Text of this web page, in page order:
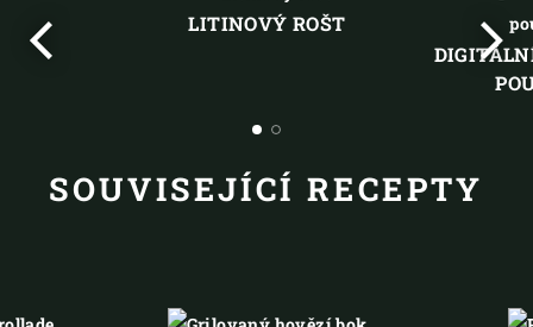
LITINOVÝ ROŠT
Další
SOUVISEJÍCÍ RECEPTY